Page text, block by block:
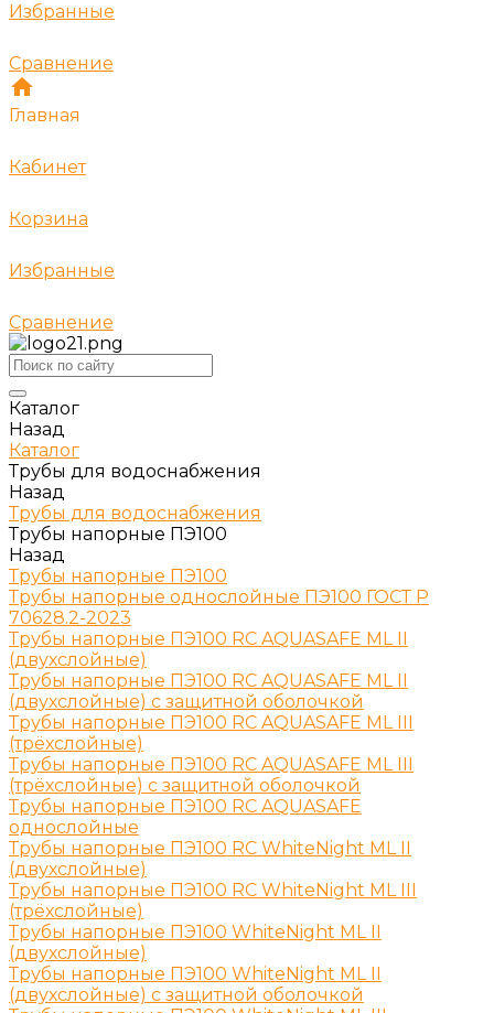
Избранные
Сравнение
Главная
Кабинет
Корзина
Избранные
Сравнение
Каталог
Назад
Каталог
Трубы для водоснабжения
Назад
Трубы для водоснабжения
Трубы напорные ПЭ100
Назад
Трубы напорные ПЭ100
Трубы напорные однослойные ПЭ100 ГОСТ Р
70628.2-2023
Трубы напорные ПЭ100 RC AQUASAFE ML II
(двухслойные)
Трубы напорные ПЭ100 RC AQUASAFE ML II
(двухслойные) с защитной оболочкой
Трубы напорные ПЭ100 RC AQUASAFE ML III
(трёхслойные)
Трубы напорные ПЭ100 RC AQUASAFE ML III
(трёхслойные) с защитной оболочкой
Трубы напорные ПЭ100 RC AQUASAFE
однослойные
Трубы напорные ПЭ100 RC WhiteNight ML II
(двухслойные)
Трубы напорные ПЭ100 RC WhiteNight ML III
(трёхслойные)
Трубы напорные ПЭ100 WhiteNight ML II
(двухслойные)
Трубы напорные ПЭ100 WhiteNight ML II
(двухслойные) с защитной оболочкой